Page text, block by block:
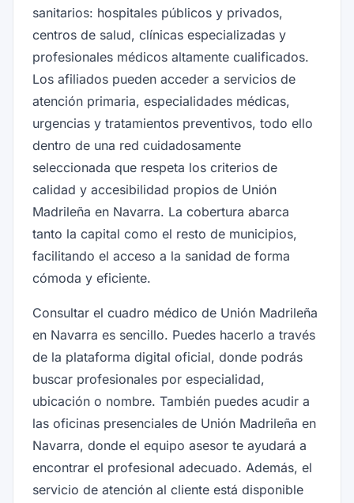
sanitarios: hospitales públicos y privados,
centros de salud, clínicas especializadas y
profesionales médicos altamente cualificados.
Los afiliados pueden acceder a servicios de
atención primaria, especialidades médicas,
urgencias y tratamientos preventivos, todo ello
dentro de una red cuidadosamente
seleccionada que respeta los criterios de
calidad y accesibilidad propios de Unión
Madrileña en Navarra. La cobertura abarca
tanto la capital como el resto de municipios,
facilitando el acceso a la sanidad de forma
cómoda y eficiente.
Consultar el cuadro médico de Unión Madrileña
en Navarra es sencillo. Puedes hacerlo a través
de la plataforma digital oficial, donde podrás
buscar profesionales por especialidad,
ubicación o nombre. También puedes acudir a
las oficinas presenciales de Unión Madrileña en
Navarra, donde el equipo asesor te ayudará a
encontrar el profesional adecuado. Además, el
servicio de atención al cliente está disponible